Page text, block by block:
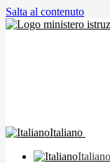
Salta al contenuto
Italiano
Italiano